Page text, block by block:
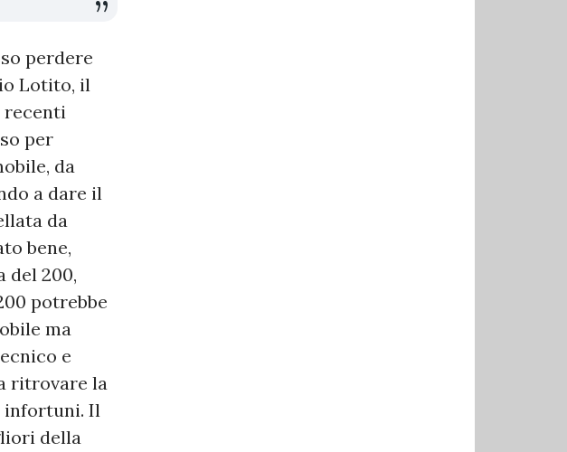
perdere
Lotito, il
recenti
per
da
a dare il
da
bene,
del 200,
potrebbe
ma
e
ritrovare la
infortuni. Il
della